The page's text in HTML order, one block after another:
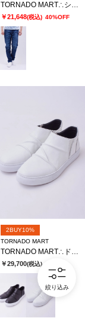
TORNADO MART∴シャープリンクルテーパードデニム
￥21,648(税込) 40%OFF
2BUY10%
TORNADO MART
TORNADO MART∴ドレープスリッポンシューズ
￥29,700(税込)
絞り込み